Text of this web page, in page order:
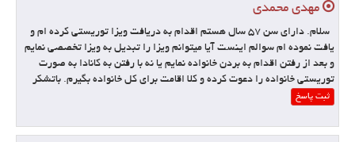
مهدی محمدی
سلام. داراي سن 57 سال هستم اقدام به دریافت ویزا توریستی کرده ام و
یافت نموده ام سوالم اینست آیا میتوانم ویزا را تبدیل به ویزا تخصصی نمایم
و بعد از رفتن اقدام به بردن خانواده نمایم یا نه با رفتن به کانادا به صورت
توریستی خانواده را دعوت کرده و کلا اقامت برای کل خانواده بگیرم. باتشکر
ثبت پاسخ